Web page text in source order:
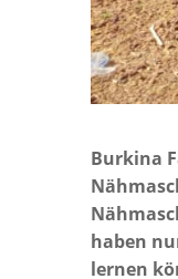
Burkina
haben
lernen